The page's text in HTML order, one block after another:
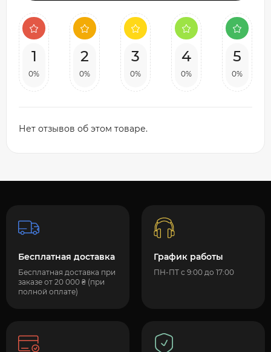
1
0%
2
0%
3
0%
4
0%
5
0%
Нет отзывов об этом товаре.
Бесплатная доставка
Бесплатная доставка при
заказе от 20 000 ₴ (при
полной оплате)
График работы
ПН-ПТ с 9:00 до 17:00